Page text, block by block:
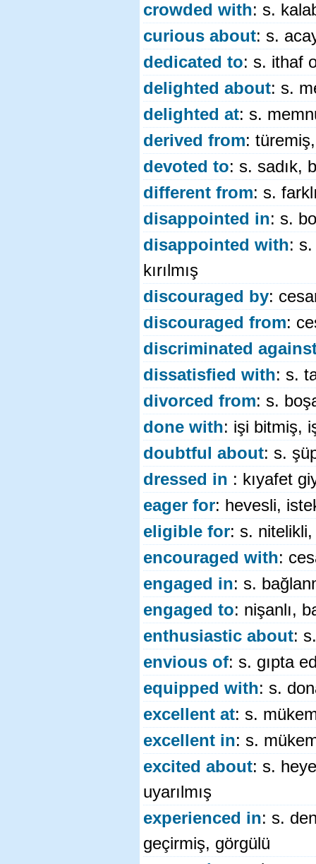
crowded with: s.
curious about: s.
dedicated to: s. ithaf
delighted about: s.
delighted at: s.
derived from:
devoted to: s. sadık,
different from: s.
disappointed in: s.
disappointed with: s.
kırılmış
discouraged by:
discouraged from:
discriminated
dissatisfied with: s.
divorced from: s.
done with: işi bitmiş,
doubtful about: s.
dressed in : kıyafet
eager for: hevesli,
eligible for: s.
encouraged with:
engaged in: s.
engaged to: nişanlı,
enthusiastic about:
envious of: s. gıpta
equipped with: s.
excellent at: s.
excellent in: s.
excited about: s.
uyarılmış
experienced in: s.
geçirmiş, görgülü